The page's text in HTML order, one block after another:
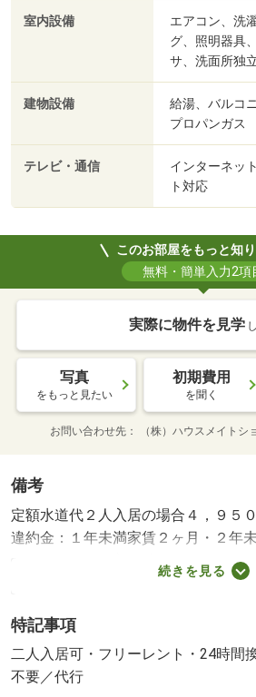
室内設備
エアコン、洗
グ、照明器具
サ、洗面所独
建物設備
給湯、バルコ
プロパンガス
テレビ・通信
インターネッ
ト対応
このお部屋をもっと知り
無料・簡単入力2項
実際に物件を見学
写真
をもっと見たい
初期費用
を聞く
お問い合わせ先 （株）ハウスメイト
備考
定額水道代２人入居の場合４，９５
違約金：１年未満家賃２ヶ月・２年
１６５００円（入居時）クリーニン
居時）保証会社利用必須更新事務手
円／年の更新料）・鍵交換代：あり
持費等：水道代３，１９０円／月・
円／月・町内会費３００円／月・フ
続きを見る
特記事項
二人入居可・フリーレント・24時間
不要／代行